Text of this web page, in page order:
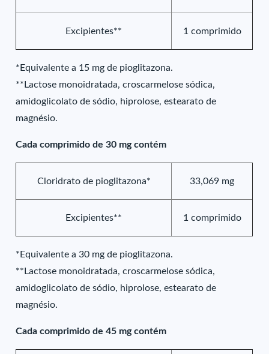
Excipientes** 1 comprimido
*Equivalente a 15 mg de pioglitazona.
**Lactose monoidratada, croscarmelose sódica,
amidoglicolato de sódio, hiprolose, estearato de
magnésio.
Cada comprimido de 30 mg contém
Cloridrato de pioglitazona* 33,069 mg
Excipientes** 1 comprimido
*Equivalente a 30 mg de pioglitazona.
**Lactose monoidratada, croscarmelose sódica,
amidoglicolato de sódio, hiprolose, estearato de
magnésio.
Cada comprimido de 45 mg contém